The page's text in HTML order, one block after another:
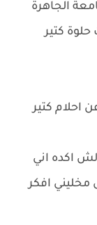
الجاهرة
كتير
احلام كتير
اكده اني
افكر